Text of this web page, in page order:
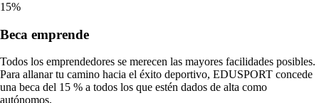
15%
Beca emprende
Todos los emprendedores se merecen las mayores facilidades posibles.
Para allanar tu camino hacia el éxito deportivo, EDUSPORT concede
una beca del 15 % a todos los que estén dados de alta como
autónomos.